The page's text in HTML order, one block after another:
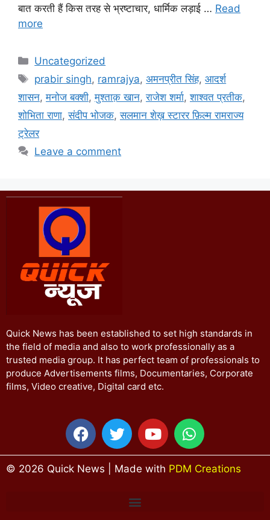
बात करती हैं किस तरह से भ्रष्टाचार, धार्मिक लड़ाई … Read
more
Uncategorized
prabir singh, ramrajya,अमनप्रीत सिंह,आदर्श
शासन,मनोज बक्शी,मुश्ताक़ खान,राजेश शर्मा,शाश्वत प्रतीक,
शोभिता राणा,संदीप भोजक,सलमान शेख़ स्टारर फ़िल्म रामराज्य
ट्रेलर
Leave a comment
Quick News has been established to set high standards in
the field of media and also to work professionally as a
trusted media group. It has perfect team of professionals to
produce Advertisements films, Documentaries, Corporate
films, Video creative, Digital card etc.
© 2026 Quick News | Made with PDM Creations